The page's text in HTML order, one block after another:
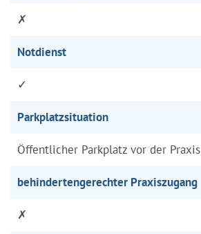
✗
Notdienst
✓
Parkplatzsituation
Öffentlicher Parkplatz vor der Praxis
behindertengerechter Praxiszugang
✗